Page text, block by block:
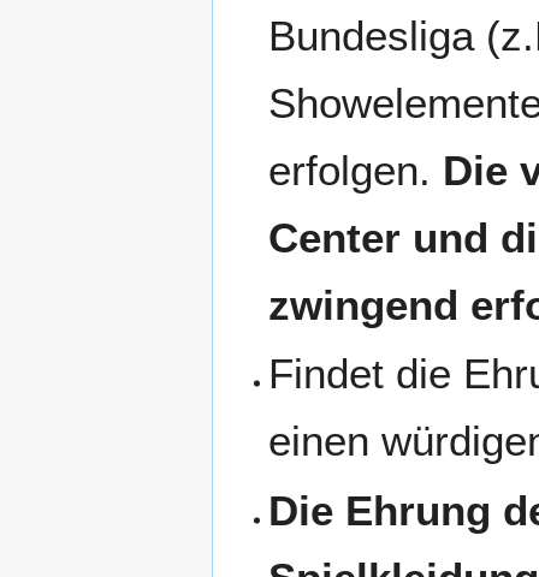
Bundesliga
erfolgen. Die
Center und
zwingend
Findet die
einen
Die Ehrung